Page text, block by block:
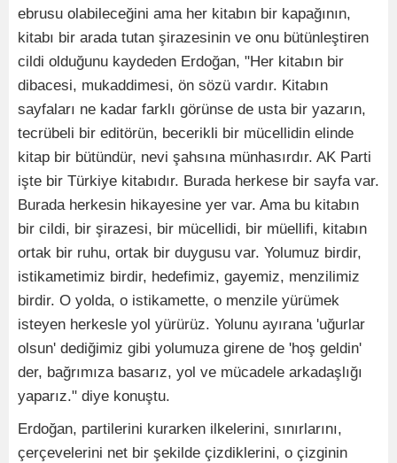
ebrusu olabileceğini ama her kitabın bir kapağının,
kitabı bir arada tutan şirazesinin ve onu bütünleştiren
cildi olduğunu kaydeden Erdoğan, "Her kitabın bir
dibacesi, mukaddimesi, ön sözü vardır. Kitabın
sayfaları ne kadar farklı görünse de usta bir yazarın,
tecrübeli bir editörün, becerikli bir mücellidin elinde
kitap bir bütündür, nevi şahsına münhasırdır. AK Parti
işte bir Türkiye kitabıdır. Burada herkese bir sayfa var.
Burada herkesin hikayesine yer var. Ama bu kitabın
bir cildi, bir şirazesi, bir mücellidi, bir müellifi, kitabın
ortak bir ruhu, ortak bir duygusu var. Yolumuz birdir,
istikametimiz birdir, hedefimiz, gayemiz, menzilimiz
birdir. O yolda, o istikamette, o menzile yürümek
isteyen herkesle yol yürürüz. Yolunu ayırana 'uğurlar
olsun' dediğimiz gibi yolumuza girene de 'hoş geldin'
der, bağrımıza basarız, yol ve mücadele arkadaşlığı
yaparız." diye konuştu.
Erdoğan, partilerini kurarken ilkelerini, sınırlarını,
çerçevelerini net bir şekilde çizdiklerini, o çizginin